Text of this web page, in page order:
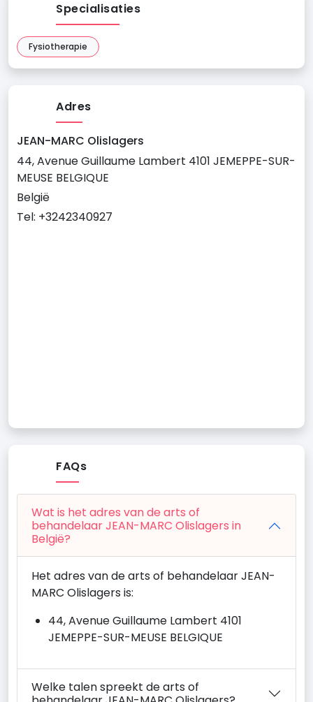
Specialisaties
Fysiotherapie
Adres
JEAN-MARC Olislagers
44, Avenue Guillaume Lambert 4101 JEMEPPE-SUR-
MEUSE BELGIQUE
België
Tel: +3242340927
FAQs
Wat is het adres van de arts of
behandelaar JEAN-MARC Olislagers in
België?
Het adres van de arts of behandelaar JEAN-
MARC Olislagers is:
44, Avenue Guillaume Lambert 4101
JEMEPPE-SUR-MEUSE BELGIQUE
Welke talen spreekt de arts of